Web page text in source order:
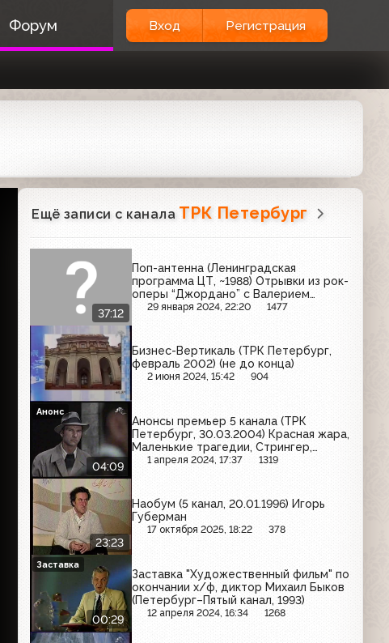
Форум Вход Регистрация
Ещё записи с канала ТРК Петербург
37:12
Поп-антенна (Ленинградская
программа ЦТ, ~1988) Отрывки из рок-
оперы “Джордано” с Валерием
Леонтьевым
29 января 2024, 22:20 1477
Бизнес-Вертикаль (ТРК Петербург,
февраль 2002) (не до конца)
2 июня 2024, 15:42 904
04:09
Анонсы премьер 5 канала (ТРК
Петербург, 30.03.2004) Красная жара,
Маленькие трагедии, Стрингер,
Девять с половиной недель, Чистыми
Родина ждёт
1 апреля 2024, 17:37 1319
Анонс
23:23
Наобум (5 канал, 20.01.1996) Игорь
Губерман
17 октября 2025, 18:22 378
00:29
Заставка "Художественный фильм" по
окончании х/ф, диктор Михаил Быков
(Петербург–Пятый канал, 1993)
12 апреля 2024, 16:34 1268
Заставка